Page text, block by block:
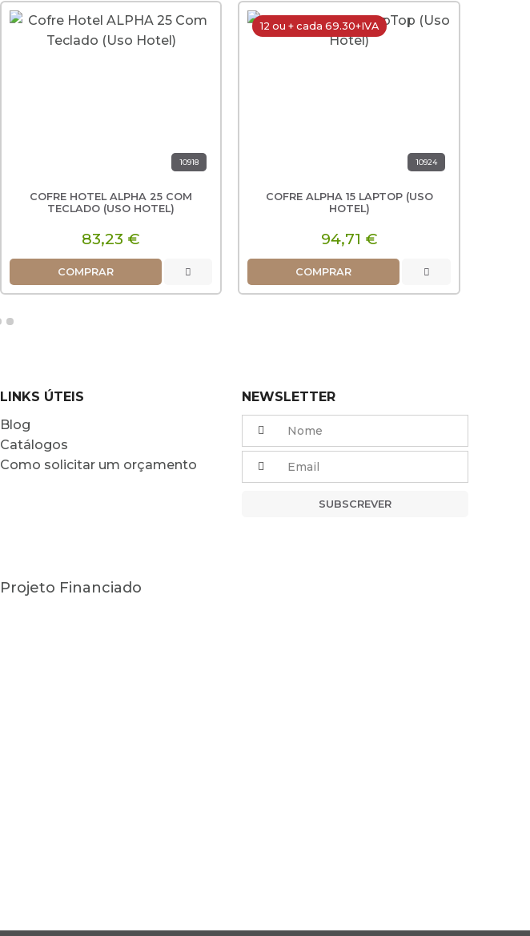
10918
COFRE HOTEL ALPHA 25 COM
TECLADO (USO HOTEL)
83,23 €
COMPRAR
12 ou + cada 69.30+IVA
10924
COFRE ALPHA 15 LAPTOP (USO
HOTEL)
94,71 €
COMPRAR
LINKS ÚTEIS
Blog
Catálogos
Como solicitar um orçamento
Projeto Financiado
NEWSLETTER
SUBSCREVER